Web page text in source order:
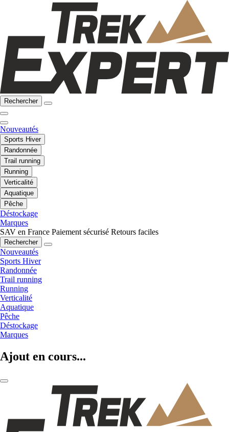
Rechercher
Nouveautés
Sports Hiver
Randonnée
Trail running
Running
Verticalité
Aquatique
Pêche
Déstockage
Marques
SAV en France Paiement sécurisé Retours faciles
Rechercher
Nouveautés
Sports Hiver
Randonnée
Trail running
Running
Verticalité
Aquatique
Pêche
Déstockage
Marques
Ajout en cours...